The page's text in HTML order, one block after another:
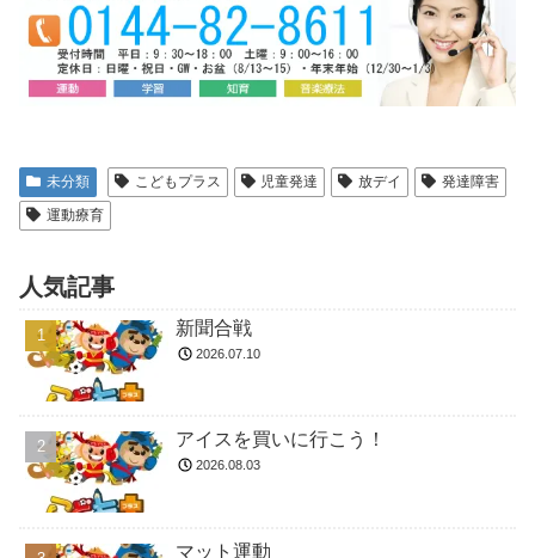
未分類 こどもプラス 児童発達 放デイ
発達障害
運動療育
人気記事
新聞合戦
2026.07.10
アイスを買いに行こう！
2026.08.03
マット運動